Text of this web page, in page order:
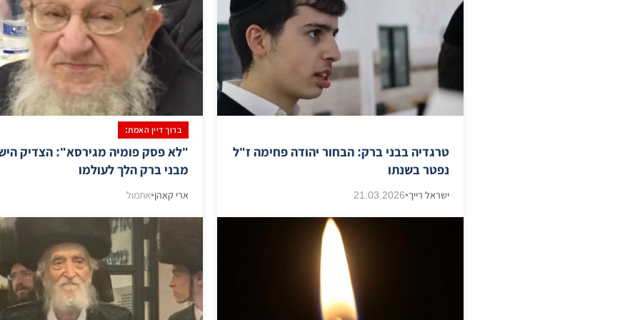
טרגדיה בבני ברק: הבחור יהודה פחימה ז"ל
נפטר בשנתו
ישראל רייך•
21.03.2026
ברוך דיין האמת:
"לא פסק פומיה מגירסא": הצדיק
מבני ברק הלך לעולמו
ארי קאהן•אתמול